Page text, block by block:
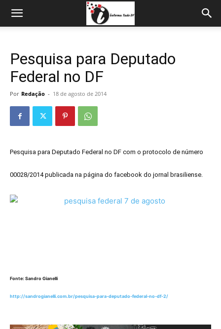
Pesquisa para Deputado
Federal no DF
Por Redação - 18 de agosto de 2014
Pesquisa para Deputado Federal no DF com o protocolo de número
00028/2014 publicada na página do facebook do jornal brasiliense.
Fonte: Sandro Gianelli
http://sandrogianelli.com.br/pesquisa-para-deputado-federal-no-df-2/